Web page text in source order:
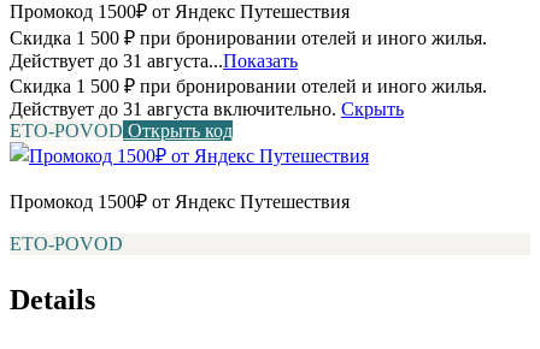
Промокод 1500₽ от Яндекс Путешествия
Скидка 1 500 ₽ при бронировании отелей и иного жилья.
Действует до 31 августа...Показать
Скидка 1 500 ₽ при бронировании отелей и иного жилья.
Действует до 31 августа включительно. Скрыть
ETO-POVOD Открыть код
Промокод 1500₽ от Яндекс Путешествия
ETO-POVOD
Details